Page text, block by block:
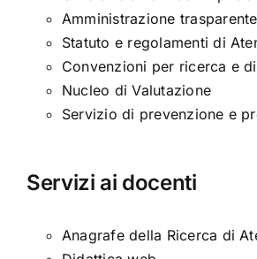
Amministrazione trasparente
Statuto e regolamenti di
Convenzioni per ricerca e
Nucleo di Valutazione
Servizio di prevenzione e
Servizi ai docenti
Anagrafe della Ricerca di